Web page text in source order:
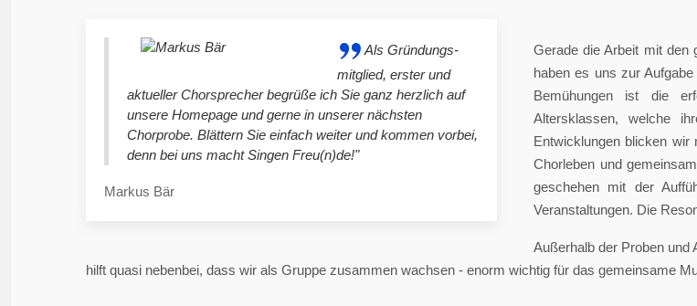
Als Gründungs-
mitglied, erster und
aktueller Chorsprecher begrüße ich Sie ganz herzlich auf
unsere Homepage und gerne in unserer nächsten
Chorprobe. Blättern Sie einfach weiter und kommen vorbei,
denn bei uns macht Singen Freu(n)de!"
Markus Bär
Gerade die Arbeit mit den
haben es uns zur
Bemühungen ist die
Altersklassen, welche
Entwicklungen blicken wir
Chorleben und
geschehen mit der
Veranstaltungen. Die
Außerhalb der Proben und
hilft quasi nebenbei, dass wir als Gruppe zusammen wachsen - enorm wichtig für das gemeinsame